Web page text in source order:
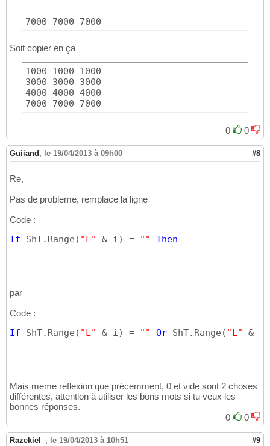
7000 7000 7000
Soit copier en ça
1000 1000 1000
3000 3000 3000
4000 4000 4000
7000 7000 7000
0 0
Guiiand , le 19/04/2013 à 09h00 #8
Re,
Pas de probleme, remplace la ligne
Code :
If ShT.Range ( "L" & i) = "" Then
par
Code :
If ShT.Range ( "L" & i) = "" Or ShT.Range ( "L" & i
Mais meme reflexion que précemment, 0 et vide sont 2 choses
différentes, attention à utiliser les bons mots si tu veux les
bonnes réponses.
0
0
Razekiel_ , le 19/04/2013 à 10h51 #9